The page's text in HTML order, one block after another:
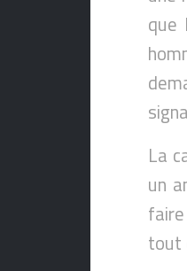
que
La
un
tout